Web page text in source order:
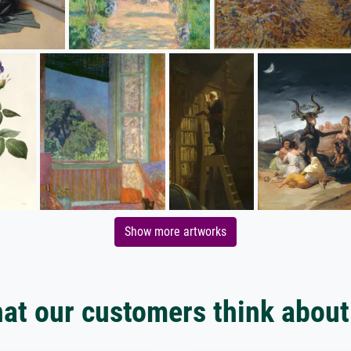
Show more artworks
our customers think